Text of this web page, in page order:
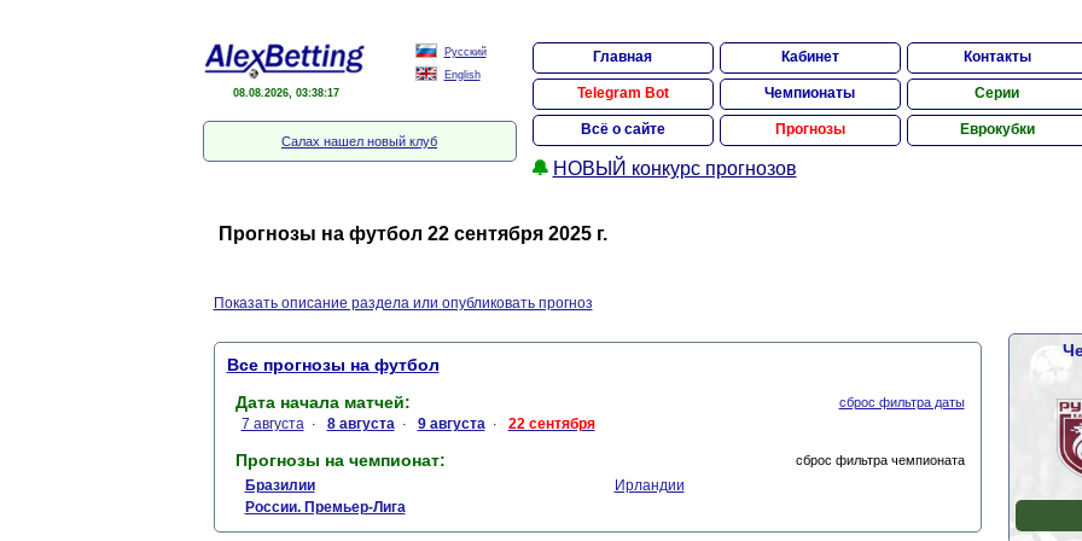
08.08.2026, 03:38:17
Русский
English
Главная Кабинет Контакты
Telegram Bot Чемпионаты Серии
Всё о сайте Прогнозы Еврокубки
🔔 НОВЫЙ конкурс прогнозов
Салах нашел новый клуб
Прогнозы на футбол 22 сентября 2025 г.
Показать описание раздела или опубликовать прогноз
Все прогнозы на футбол
Дата начала матчей:
сброс фильтра даты
7 августа · 8 августа · 9 августа · 22 сентября
Прогнозы на чемпионат: сброс фильтра чемпионата
Бразилии
Ирландии
России. Премьер-Лига